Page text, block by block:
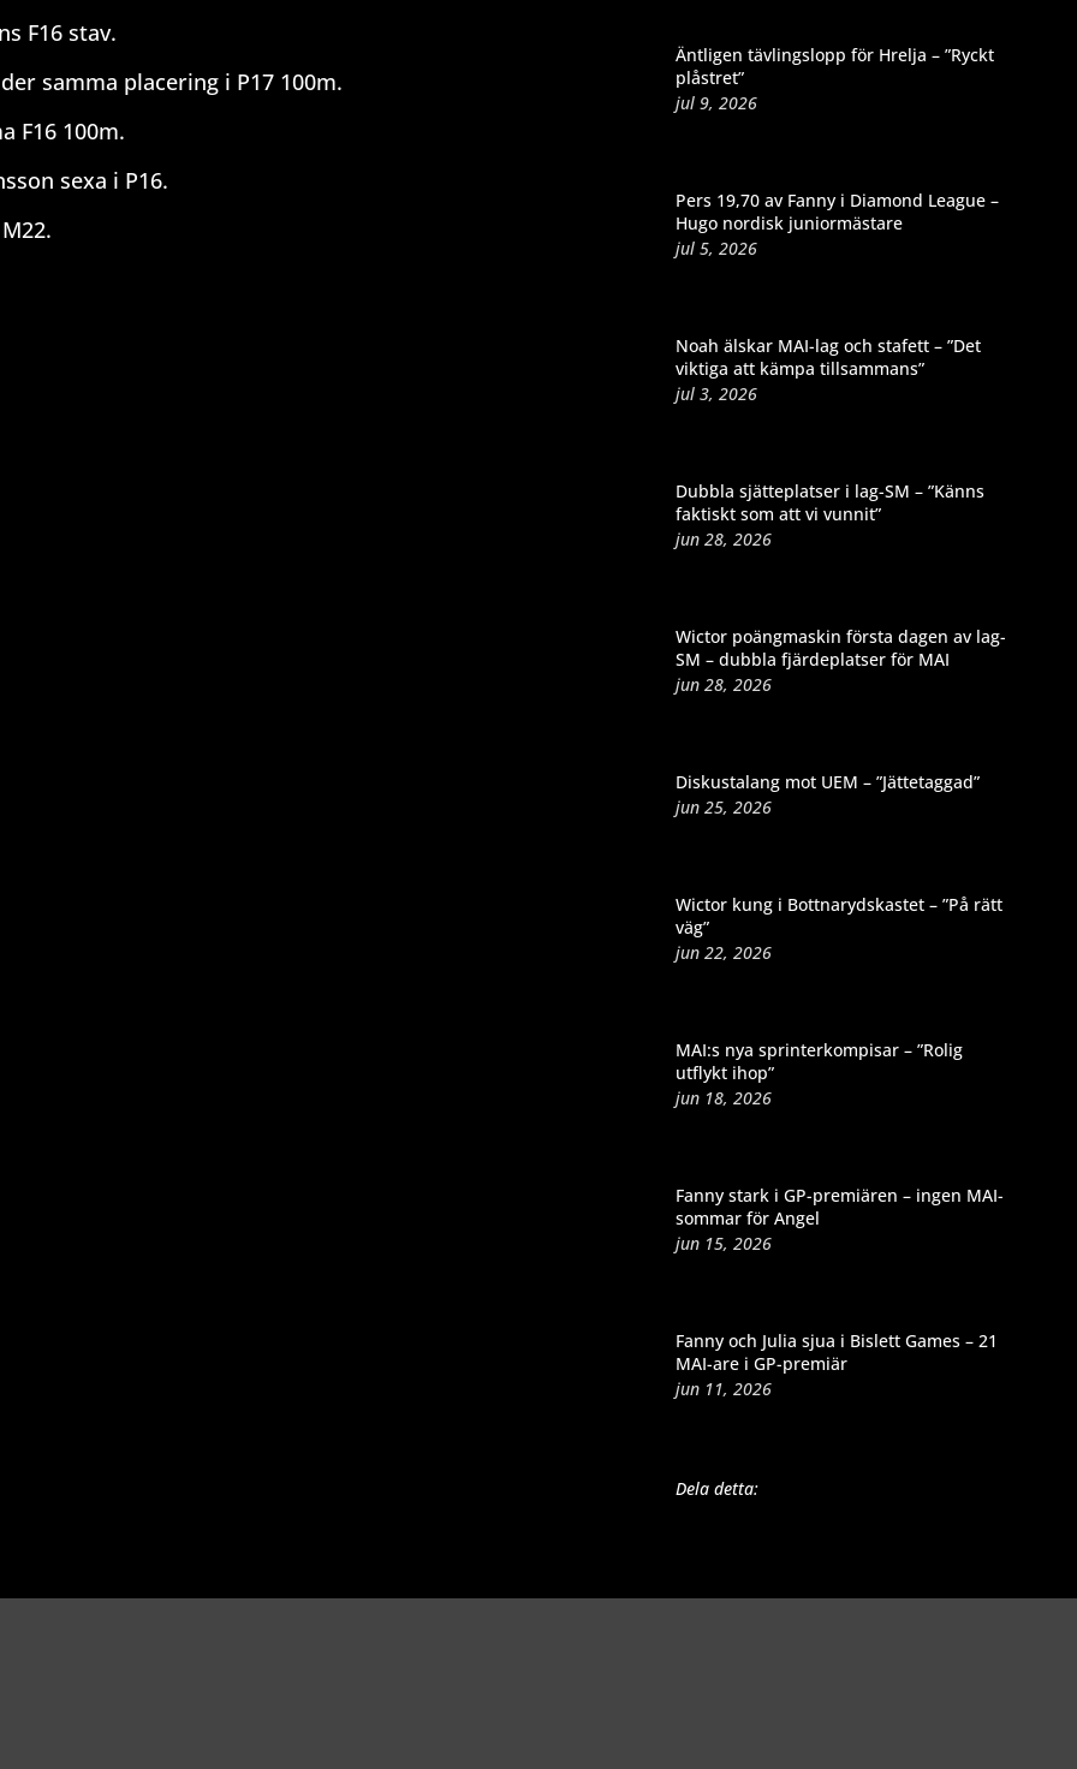
F16 stav.
samma placering i P17 100m.
F16 100m.
sexa i P16.
Äntligen tävlingslopp för Hrelja – ”Ryckt
plåstret”
jul 9, 2026
Pers 19,70 av Fanny i Diamond League –
Hugo nordisk juniormästare
jul 5, 2026
Noah älskar MAI-lag och stafett – ”Det
viktiga att kämpa tillsammans”
jul 3, 2026
Dubbla sjätteplatser i lag-SM – ”Känns
faktiskt som att vi vunnit”
jun 28, 2026
Wictor poängmaskin första dagen av lag-
SM – dubbla fjärdeplatser för MAI
jun 28, 2026
Diskustalang mot UEM – ”Jättetaggad”
jun 25, 2026
Wictor kung i Bottnarydskastet – ”På rätt
väg”
jun 22, 2026
MAI:s nya sprinterkompisar – ”Rolig
utflykt ihop”
jun 18, 2026
Fanny stark i GP-premiären – ingen MAI-
sommar för Angel
jun 15, 2026
Fanny och Julia sjua i Bislett Games – 21
MAI-are i GP-premiär
jun 11, 2026
Dela detta: